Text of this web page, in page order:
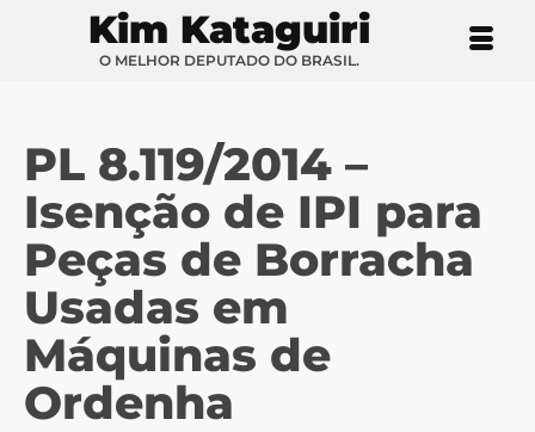
Kim Kataguiri
O MELHOR DEPUTADO DO BRASIL.
PL 8.119/2014 –
Isenção de IPI para
Peças de Borracha
Usadas em
Máquinas de
Ordenha